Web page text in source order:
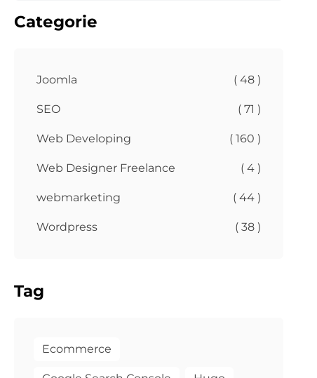
Categorie
Joomla ( 48 )
SEO ( 71 )
Web Developing ( 160 )
Web Designer Freelance ( 4 )
webmarketing ( 44 )
Wordpress ( 38 )
Tag
Ecommerce